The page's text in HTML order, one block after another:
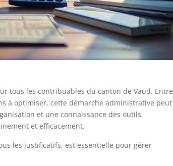
tous les contribuables du canton de Vaud. Entre
à optimiser, cette démarche administrative peut
et une connaissance des outils
et efficacement.
les justificatifs, est essentielle pour gérer